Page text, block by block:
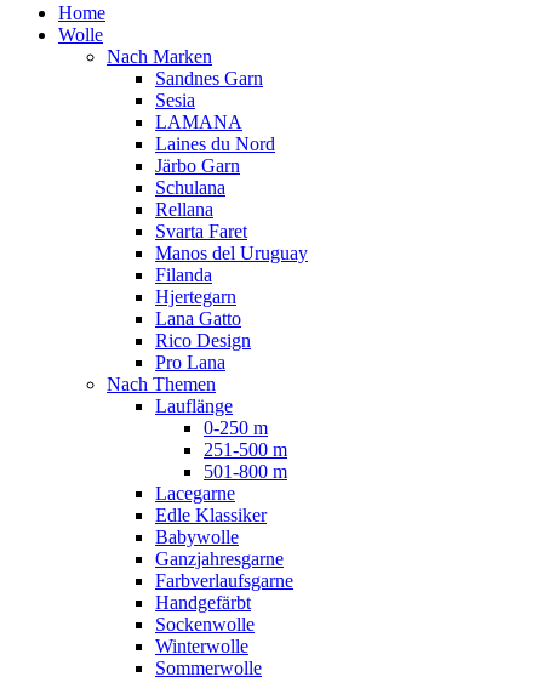
Home
Wolle
Nach Marken
Sandnes Garn
Sesia
LAMANA
Laines du Nord
Järbo Garn
Schulana
Rellana
Svarta Faret
Manos del Uruguay
Filanda
Hjertegarn
Lana Gatto
Rico Design
Pro Lana
Nach Themen
Lauflänge
0-250 m
251-500 m
501-800 m
Lacegarne
Edle Klassiker
Babywolle
Ganzjahresgarne
Farbverlaufsgarne
Handgefärbt
Sockenwolle
Winterwolle
Sommerwolle